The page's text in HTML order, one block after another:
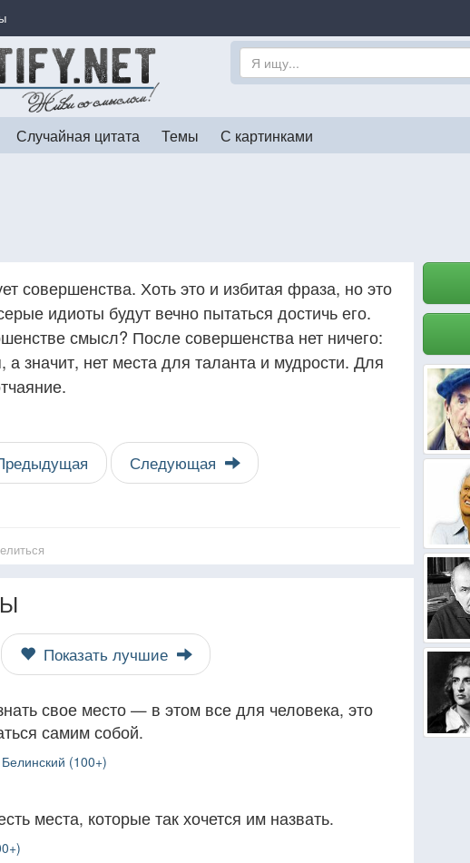
Случайная цитата Темы С картинками
совершенства. Хоть это и избитая фраза, но это
идиоты будут вечно пытаться достичь его.
смысл? После совершенства нет ничего:
а значит, нет места для таланта и мудрости. Для
Следующая
Показать лучшие
свое место — в этом все для человека, это
самим собой.
(100+)
места, которые так хочется им назвать.